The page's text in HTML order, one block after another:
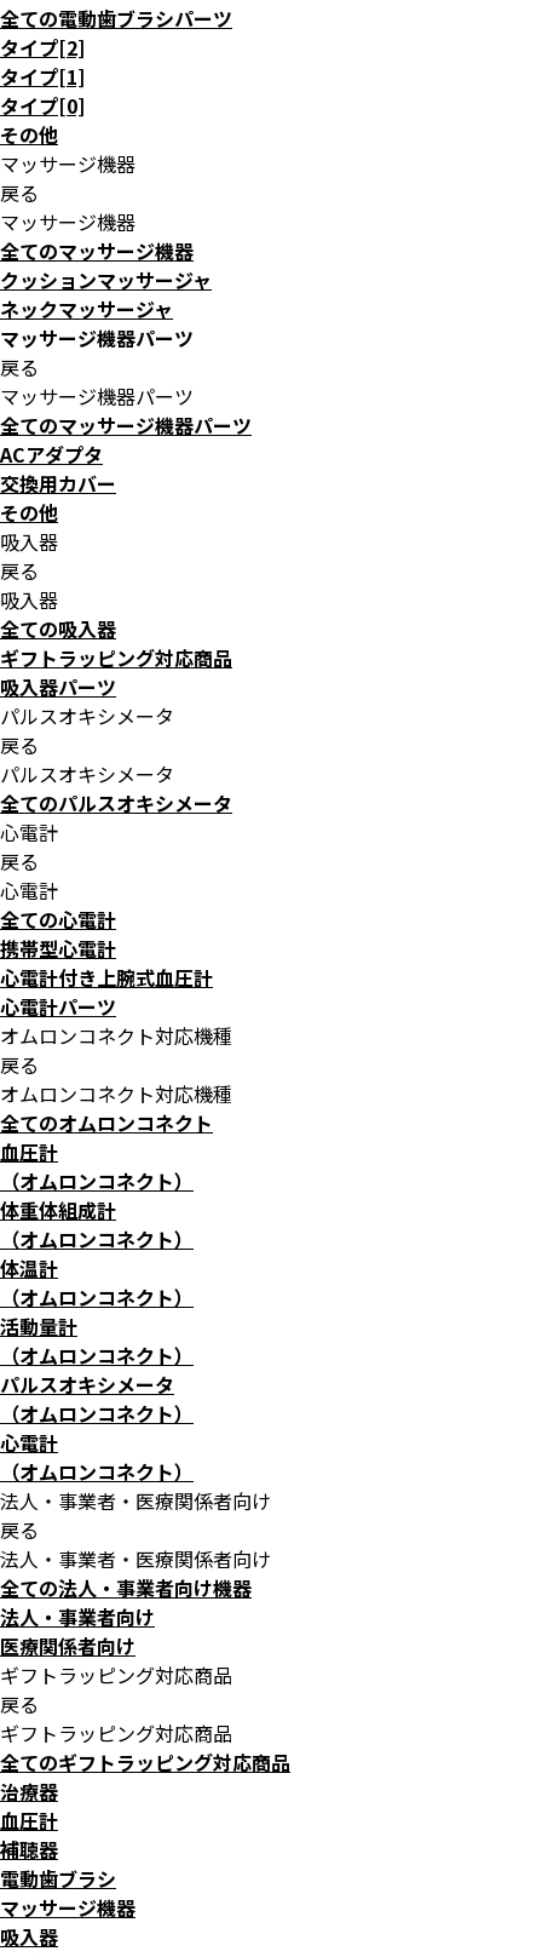
全ての電動歯ブラシパーツ
タイプ[2]
タイプ[1]
タイプ[0]
その他
マッサージ機器
戻る
マッサージ機器
全てのマッサージ機器
クッションマッサージャ
ネックマッサージャ
マッサージ機器パーツ
戻る
マッサージ機器パーツ
全てのマッサージ機器パーツ
ACアダプタ
交換用カバー
その他
吸入器
戻る
吸入器
全ての吸入器
ギフトラッピング対応商品
吸入器パーツ
パルスオキシメータ
戻る
パルスオキシメータ
全てのパルスオキシメータ
心電計
戻る
心電計
全ての心電計
携帯型心電計
心電計付き上腕式血圧計
心電計パーツ
オムロンコネクト対応機種
戻る
オムロンコネクト対応機種
全てのオムロンコネクト
血圧計
（オムロンコネクト）
体重体組成計
（オムロンコネクト）
体温計
（オムロンコネクト）
活動量計
（オムロンコネクト）
パルスオキシメータ
（オムロンコネクト）
心電計
（オムロンコネクト）
法人・事業者・医療関係者向け
戻る
法人・事業者・医療関係者向け
全ての法人・事業者向け機器
法人・事業者向け
医療関係者向け
ギフトラッピング対応商品
戻る
ギフトラッピング対応商品
全てのギフトラッピング対応商品
治療器
血圧計
補聴器
電動歯ブラシ
マッサージ機器
吸入器